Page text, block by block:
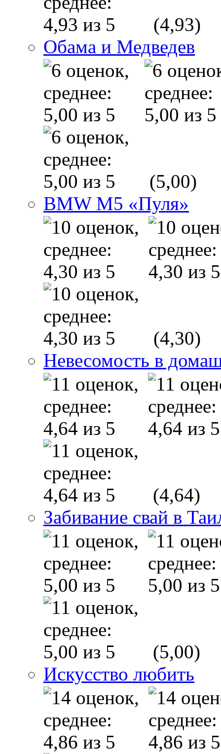
(4,93)
Обама и Медведев
(5,00)
BMW M5 «Пуля»
(4,30)
Невесомость в
(4,64)
Забивание свай в
(5,00)
Искусство любить